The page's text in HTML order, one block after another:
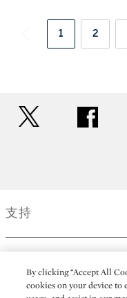
1 2
支持
By clicking “Accept All
cookies on your device to